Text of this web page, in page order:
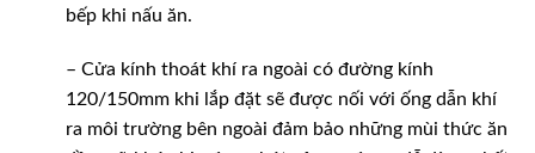
bếp khi nấu ăn.
– Cửa kính thoát khí ra ngoài có đường kính
120/150mm khi lắp đặt sẽ được nối với ống dẫn khí
ra môi trường bên ngoài đảm bảo những mùi thức ăn